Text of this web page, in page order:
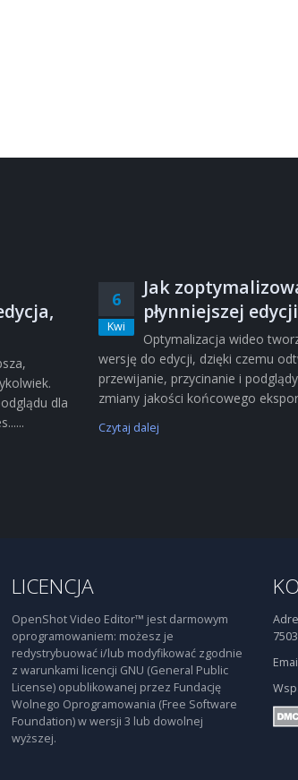
dla
6
Kwi
Jak
płynniejszej
Optymalizacja wideo
wersję do edycji, dzięki czemu
przewijanie, przycinanie i
zmiany jakości końcowego
Czytaj dalej
LICENCJA
OpenShot Video Editor™ jest darmowym
oprogramowaniem: możesz je
redystrybuować i/lub modyfikować zgodnie
z warunkami licencji GNU (General Public
License) opublikowanej przez Fundację
Wolnego Oprogramowania (Free Software
Foundation) w wersji 3 lub dowolnej
wyższej.